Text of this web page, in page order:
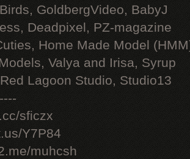
GoldbergVideo, BabyJ
Deadpixel, PZ-magazine
Home Made Model
Valya and Irisa, Syrup
Lagoon Studio, Studio13
sficzx
Y7P84
muhcsh